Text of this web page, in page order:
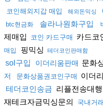
코인해외지갑 매입 해외돈믹싱
btc현금화 솔라나원화구입
제매입
코인 카드구매 카드코
매입
핑믹싱 테더코인판매함
sol구입 이더리움판매 문화
저
문화상품권코인구매 이더
테더코인송금 리플전송대행
재테크자금믹싱문의 국내거